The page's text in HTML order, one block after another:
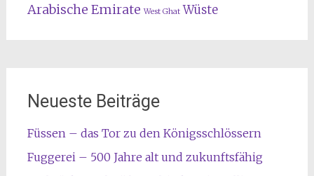
Arabische Emirate West Ghat Wüste
Neueste Beiträge
Füssen – das Tor zu den Königsschlössern
Fuggerei – 500 Jahre alt und zukunftsfähig